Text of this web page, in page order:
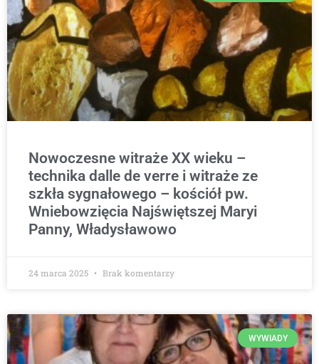
Nowoczesne witraże XX wieku –
technika dalle de verre i witraże ze
szkła sygnałowego – kościół pw.
Wniebowzięcia Najświętszej Maryi
Panny, Władysławowo
24 marca 2025 Brak komentarzy
WYWIADY